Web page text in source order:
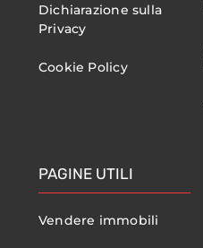
Dichiarazione sulla
Privacy
Cookie Policy
PAGINE UTILI
Vendere immobili